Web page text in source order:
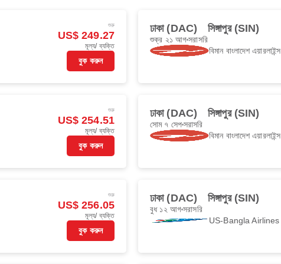
শুরু
US$ 249.27
মূল্য/ ব্যক্তি
বুক করুন
ঢাকা (DAC) সিঙ্গাপুর (SIN)
শুক্র ২১ আগসরাসরি
বিমান বাংলাদেশ এয়ারলাইন্স
শুরু
US$ 254.51
মূল্য/ ব্যক্তি
বুক করুন
ঢাকা (DAC) সিঙ্গাপুর (SIN)
সোম ৭ সেপসরাসরি
বিমান বাংলাদেশ এয়ারলাইন্স
শুরু
US$ 256.05
মূল্য/ ব্যক্তি
বুক করুন
ঢাকা (DAC) সিঙ্গাপুর (SIN)
বুধ ১২ আগসরাসরি
US-Bangla Airlines